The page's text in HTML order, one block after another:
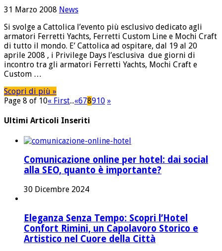
31 Marzo 2008 News
Si svolge a Cattolica l’evento più esclusivo dedicato agli
armatori Ferretti Yachts, Ferretti Custom Line e Mochi Craft
di tutto il mondo. E’ Cattolica ad ospitare, dal 19 al 20
aprile 2008 , i Privilege Days l’esclusiva due giorni di
incontro tra gli armatori Ferretti Yachts, Mochi Craft e
Custom …
Scopri di più »
Page 8 of 10« First...«678910 »
Ultimi Articoli Inseriti
Comunicazione online per hotel: dai social
alla SEO, quanto è importante?
30 Dicembre 2024
Eleganza Senza Tempo: Scopri l’Hotel
Confort Rimini, un Capolavoro Storico e
Artistico nel Cuore della Città